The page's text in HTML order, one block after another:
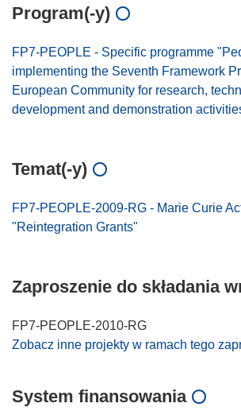
Program(-y)
FP7-PEOPLE - Specific programme
implementing the Seventh Framework
European Community for research,
development and demonstration
Temat(-y)
FP7-PEOPLE-2009-RG - Marie Curie
"Reintegration Grants"
Zaproszenie do składania
FP7-PEOPLE-2010-RG
Zobacz inne projekty w ramach tego
System finansowania